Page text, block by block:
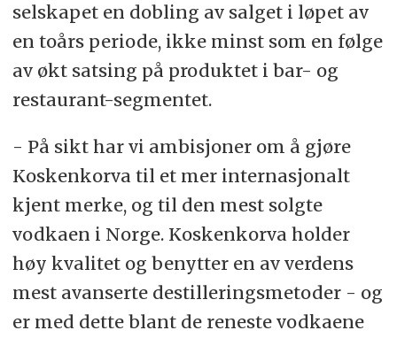
selskapet en dobling av salget i løpet av
en toårs periode, ikke minst som en følge
av økt satsing på produktet i bar- og
restaurant-segmentet.
- På sikt har vi ambisjoner om å gjøre
Koskenkorva til et mer internasjonalt
kjent merke, og til den mest solgte
vodkaen i Norge. Koskenkorva holder
høy kvalitet og benytter en av verdens
mest avanserte destilleringsmetoder - og
er med dette blant de reneste vodkaene